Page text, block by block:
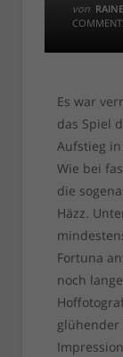
von
Es war
das Spiel
Aufstieg
Wie bei
die
Häzz.
Fortuna
noch
glühender